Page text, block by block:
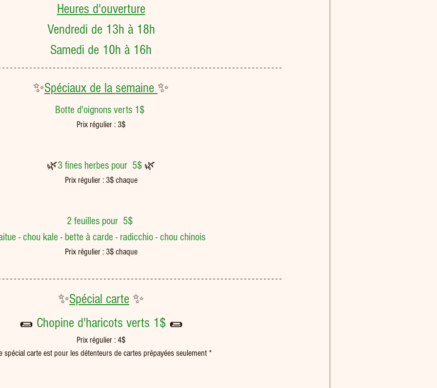
Heures d'ouverture
Vendredi de 13h à 18h
Samedi de 10h à 16h
✨Spéciaux de la semaine ✨
Botte d'oignons verts 1$
Prix régulier : 3$
🌿3 fines herbes pour  5$ 🌿
Prix régulier : 3$ chaque
2 feuilles pour  5$
- chou kale - bette à carde - radicchio - chou chinois
Prix régulier : 3$ chaque
✨Spécial carte ✨
🌯 Chopine d'haricots verts 1$ 🌯
Prix régulier : 4$
spécial carte est pour les détenteurs de cartes prépayées seulement *